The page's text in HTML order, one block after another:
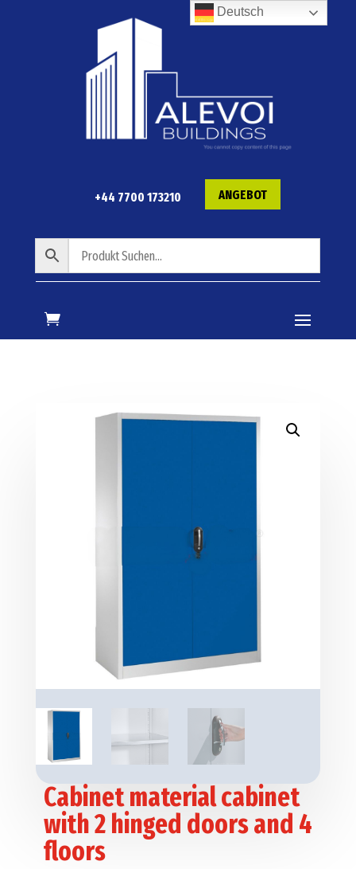
+44 7700 173210 ANGEBOT
Cabinet material cabinet
with 2 hinged doors and 4
floors
Deutsch